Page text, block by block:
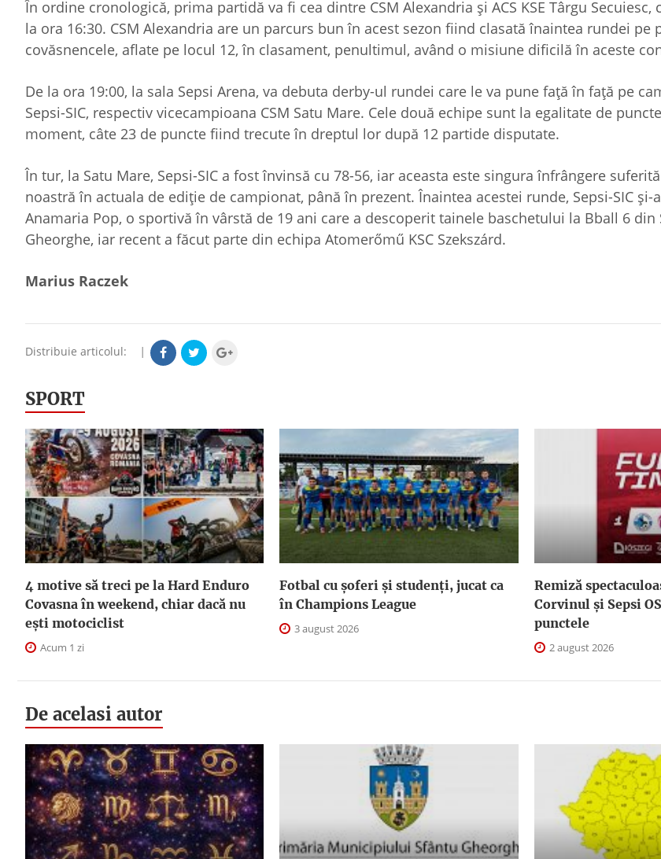
În ordine cronologică, prima partidă va fi cea dintre CSM Alexandria și ACS KSE Târgu Secuiesc,
la ora 16:30. CSM Alexandria are un parcurs bun în acest sezon fiind clasată înaintea rundei pe
covăsnencele, aflate pe locul 12, în clasament, penultimul, având o misiune dificilă în aceste
De la ora 19:00, la sala Sepsi Arena, va debuta derby-ul rundei care le va pune față în față pe
Sepsi-SIC, respectiv vicecampioana CSM Satu Mare. Cele două echipe sunt la egalitate de
moment, câte 23 de puncte fiind trecute în dreptul lor după 12 partide disputate.
În tur, la Satu Mare, Sepsi-SIC a fost învinsă cu 78-56, iar aceasta este singura înfrângere
noastră în actuala de ediție de campionat, până în prezent. Înaintea acestei runde, Sepsi-SIC
Anamaria Pop, o sportivă în vârstă de 19 ani care a descoperit tainele baschetului la Bball 6 din
Gheorghe, iar recent a făcut parte din echipa Atomerőmű KSC Szekszárd.
Marius Raczek
Distribuie articolul: |
SPORT
4 motive să treci pe la Hard Enduro
Covasna în weekend, chiar dacă nu
ești motociclist
Acum 1 zi
Fotbal cu șoferi și studenți, jucat ca
în Champions League
3 august 2026
Remiză
Corvinul și Sepsi
punctele
2 august 2026
De acelasi autor